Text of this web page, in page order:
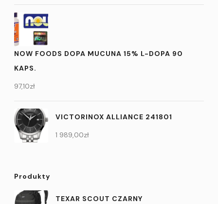
NOW FOODS DOPA MUCUNA 15% L-DOPA 90
KAPS.
97,10zł
VICTORINOX ALLIANCE 241801
1 989,00zł
Produkty
TEXAR SCOUT CZARNY